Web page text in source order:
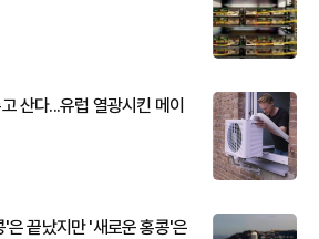
산다...유럽 열광시킨 메이
은 끝났지만 '새로운 홍콩'은